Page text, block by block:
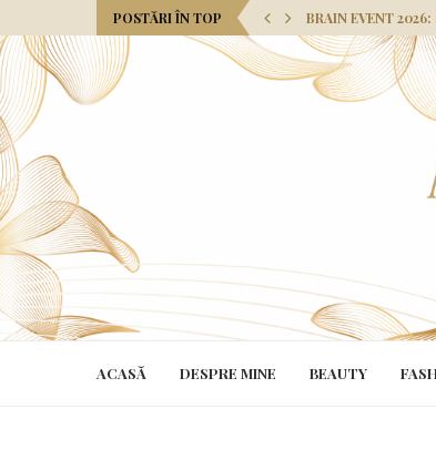
POSTĂRI ÎN TOP BRAIN EVENT
ACASĂ DESPRE MINE BEAUTY